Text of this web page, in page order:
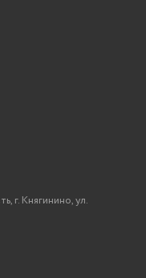
г. Княгинино, ул.